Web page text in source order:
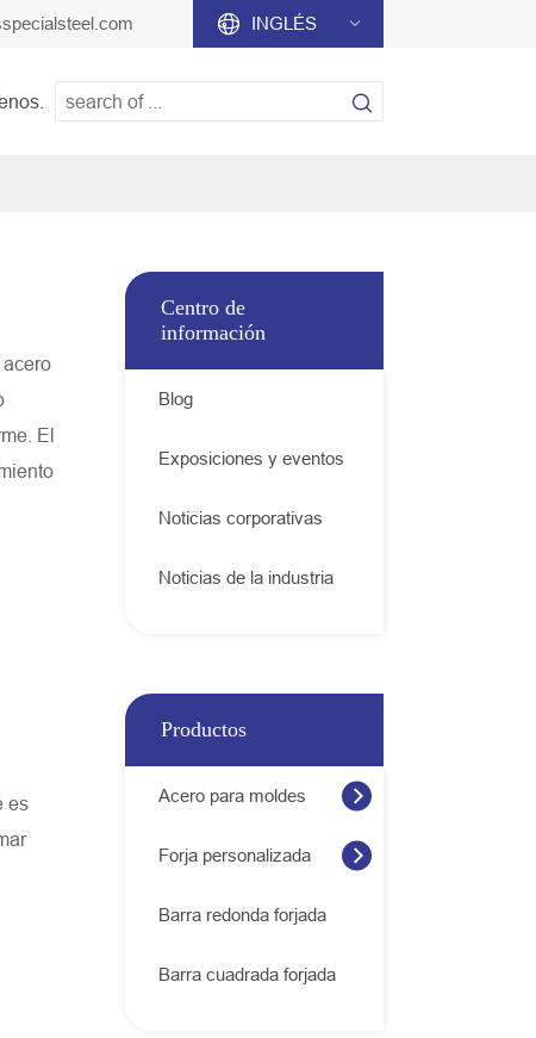
 INGLÉS 

El
es
Centro de
información
Blog
Exposiciones y eventos
Noticias corporativas
Noticias de la industria
Productos
Acero para moldes
Forja personalizada
Barra redonda forjada
Barra cuadrada forjada